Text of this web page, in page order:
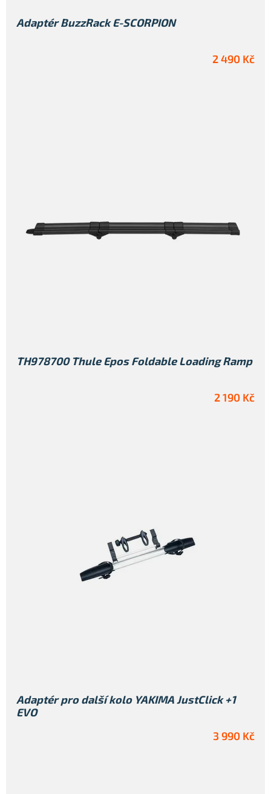
Adaptér BuzzRack E-SCORPION
2 490 Kč
TH978700 Thule Epos Foldable Loading Ramp
2 190 Kč
Adaptér pro další kolo YAKIMA JustClick +1
EVO
3 990 Kč